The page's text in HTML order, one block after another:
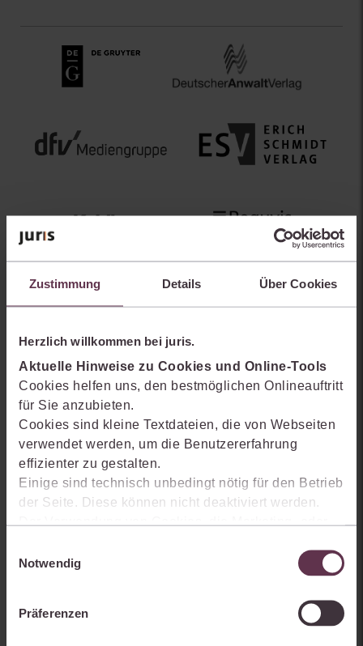
Zustimmung Details Über Cookies
Herzlich willkommen bei juris.
Aktuelle Hinweise zu Cookies und Online-Tools
Cookies helfen uns, den bestmöglichen Onlineauftritt
für Sie anzubieten.
Cookies sind kleine Textdateien, die von Webseiten
verwendet werden, um die Benutzererfahrung
effizienter zu gestalten.
Einige sind technisch unbedingt nötig für den Betrieb
der Seite. Diese können nicht deaktiviert werden.
Der Verwendung von Cookies, die Marketing- oder
Produkte zu optimieren, können Sie zustimmen,
indem Sie auf „Alles akzeptieren“ klicken. Mit Ihrer
einverstanden, dass die mittels der Cookies
Notwendig
Präferenzen